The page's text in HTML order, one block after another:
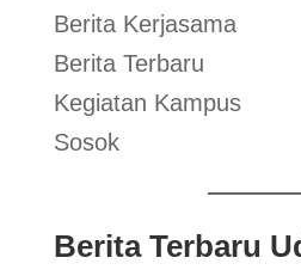
Berita Kerjasama
Berita Terbaru
Kegiatan Kampus
Sosok
Berita Terbaru